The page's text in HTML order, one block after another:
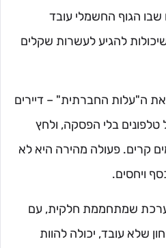
שבו הגוף החשמלי עובד
להגיע לעשרות שקלים
ה"עלות החברתית" – דיירים
בלי הפסקה, ולחץ
קרים. פעולה מהירה היא לא
ויחסים.
שמתחממת חלקית, עם
שלא עובד, יכולה להוות